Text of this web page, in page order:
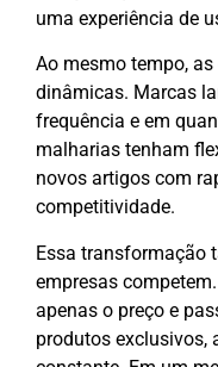
uma experiência de
Ao mesmo tempo,
dinâmicas. Marcas
frequência e em
malharias tenham
novos artigos com
competitividade.
Essa transformação
empresas
apenas o preço e
produtos exclusivos,